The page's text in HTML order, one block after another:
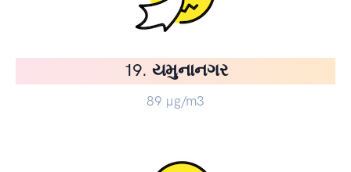
19. યમુનાનગર
89 µg/m3